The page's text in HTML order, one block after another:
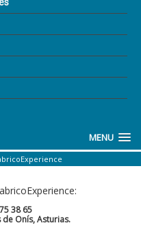
MENU
38 65
de Onís, Asturias.